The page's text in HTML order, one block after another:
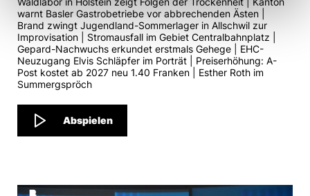
warnt Basler Gastrobetriebe vor abbrechenden Ästen |
Brand zwingt Jugendland-Sommerlager in Allschwil zur
Improvisation | Stromausfall im Gebiet Centralbahnplatz |
Gepard-Nachwuchs erkundet erstmals Gehege | EHC-
Neuzugang Elvis Schläpfer im Porträt | Preiserhöhung: A-
Post kostet ab 2027 neu 1.40 Franken | Esther Roth im
Summergspröch
Abspielen